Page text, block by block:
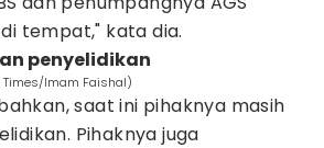
tempat," kata dia.
penyelidikan
Times/Imam Faishal)
saat ini pihaknya masih
Pihaknya juga